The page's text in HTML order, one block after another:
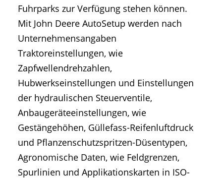
Fuhrparks zur Verfügung stehen können.
Mit John Deere AutoSetup werden nach
Unternehmensangaben
Traktoreinstellungen, wie
Zapfwellendrehzahlen,
Hubwerkseinstellungen und Einstellungen
der hydraulischen Steuerventile,
Anbaugeräteeinstellungen, wie
Gestängehöhen, Güllefass-Reifenluftdruck
und Pflanzenschutzspritzen-Düsentypen,
Agronomische Daten, wie Feldgrenzen,
Spurlinien und Applikationskarten in ISO-